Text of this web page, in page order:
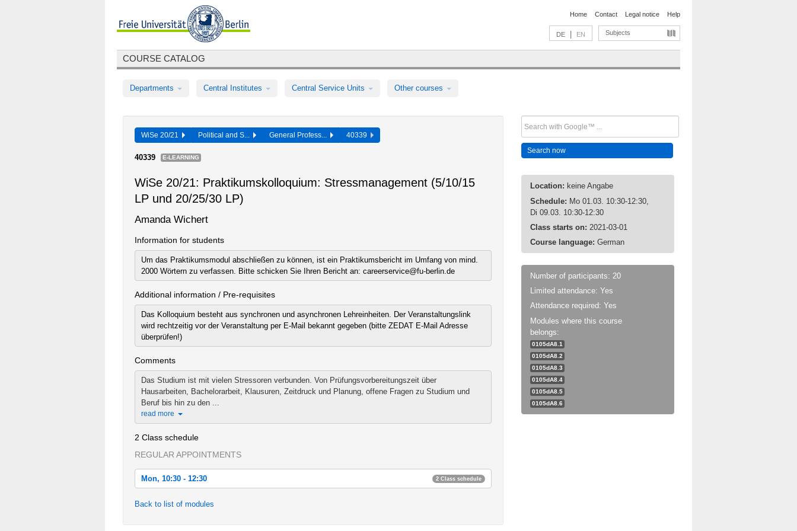
Home Contact Legal notice Help
DE EN Subjects
COURSE CATALOG
Departments Central Institutes Central Service Units Other courses
WiSe 20/21 Political and S... General Profess... 40339
40339 E-LEARNING
WiSe 20/21: Praktikumskolloquium: Stressmanagement (5/10/15
LP und 20/25/30 LP)
Amanda Wichert
Information for students
Um das Praktikumsmodul abschließen zu können, ist ein Praktikumsbericht im Umfang von mind.
2000 Wörtern zu verfassen. Bitte schicken Sie Ihren Bericht an: careerservice@fu-berlin.de
Additional information / Pre-requisites
Das Kolloquium besteht aus synchronen und asynchronen Lehreinheiten. Der Veranstaltungslink
wird rechtzeitig vor der Veranstaltung per E-Mail bekannt gegeben (bitte ZEDAT E-Mail Adresse
überprüfen!)
Comments
Das Studium ist mit vielen Stressoren verbunden. Von Prüfungsvorbereitungszeit über
Hausarbeiten, Bachelorarbeit, Klausuren, Zeitdruck und Planung, offene Fragen zu Studium und
Beruf bis hin zu den ...
read more
2 Class schedule
REGULAR APPOINTMENTS
Mon, 10:30 - 12:30 2 Class schedule
Back to list of modules
Location: keine Angabe
Schedule: Mo 01.03. 10:30-12:30,
Di 09.03. 10:30-12:30
Class starts on: 2021-03-01
Course language: German
Number of participants: 20
Limited attendance: Yes
Attendance required: Yes
Modules where this course
belongs:
0105dA8.1
0105dA8.2
0105dA8.3
0105dA8.4
0105dA8.5
0105dA8.6